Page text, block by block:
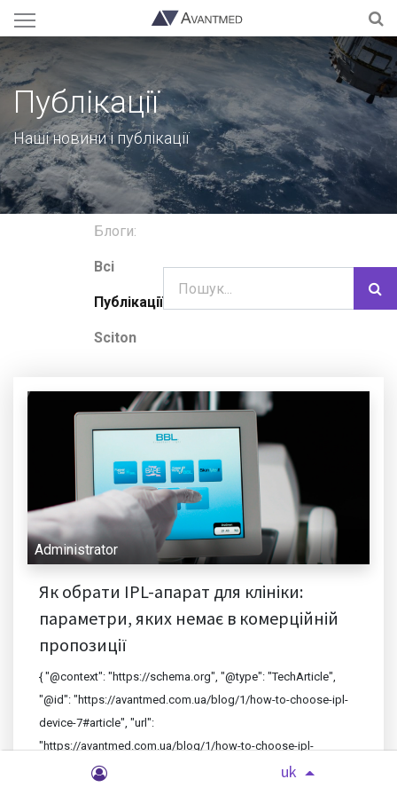
uk
Публікації
Наші новини і публікації
Блоги:
Всі
Публікації
Sciton
Administrator
Як обрати IPL-апарат для клініки:
параметри, яких немає в комерційній
пропозиції
{ "@context": "https://schema.org", "@type": "TechArticle",
"@id": "https://avantmed.com.ua/blog/1/how-to-choose-ipl-
device-7#article", "url":
"https://avantmed.com.ua/blog/1/how-to-choose-ipl-